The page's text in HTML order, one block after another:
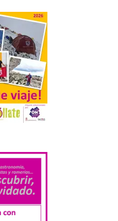
de
de
de
la
jóvenes
Sistema